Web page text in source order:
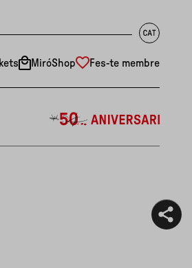
MiróShop Fes-te membre